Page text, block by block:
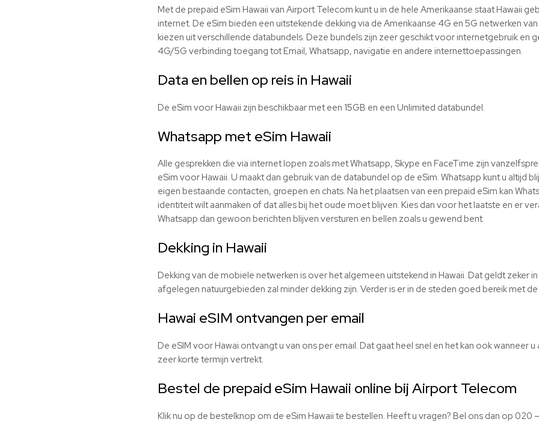
Met de prepaid eSim Hawaii van Airport Telecom kunt u in de hele Amerikaanse staat Hawaii
internet. De eSim bieden een uitstekende dekking via de Amerikaanse 4G en 5G netwerken
kiezen uit verschillende databundels. Deze bundels zijn zeer geschikt voor internetgebruik en
4G/5G verbinding toegang tot Email, Whatsapp, navigatie en andere internettoepassingen.
Data en bellen op reis in Hawaii
De eSim voor Hawaii zijn beschikbaar met een 15GB en een Unlimited databundel.
Whatsapp met eSim Hawaii
Alle gesprekken die via internet lopen zoals met Whatsapp, Skype en FaceTime zijn
eSim voor Hawaii. U maakt dan gebruik van de databundel op de eSim. Whatsapp kunt u altijd
eigen bestaande contacten, groepen en chats. Na het plaatsen van een prepaid eSim kan
identiteit wilt aanmaken of dat alles bij het oude moet blijven. Kies dan voor het laatste en er
Whatsapp dan gewoon berichten blijven versturen en bellen zoals u gewend bent.
Dekking in Hawaii
Dekking van de mobiele netwerken is over het algemeen uitstekend in Hawaii. Dat geldt zeker
afgelegen natuurgebieden zal minder dekking zijn. Verder is er in de steden goed bereik met
Hawai eSIM ontvangen per email
De eSIM voor Hawai ontvangt u van ons per email. Dat gaat heel snel en het kan ook wanneer u
zeer korte termijn vertrekt.
Bestel de prepaid eSim Hawaii online bij Airport Telecom
Klik nu op de bestelknop om de eSim Hawaii te bestellen. Heeft u vragen? Bel ons dan op 020